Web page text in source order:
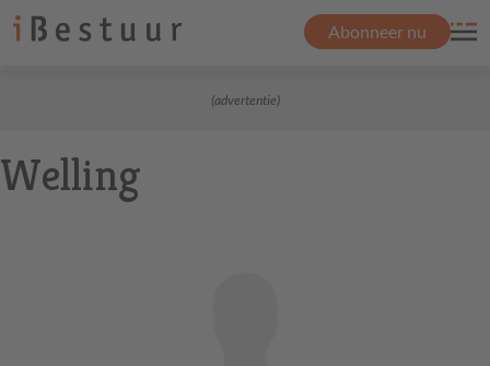
Abonneer nu
(advertentie)
Welling